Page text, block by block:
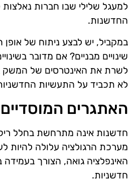
למעגל שלילי שבו חברות
החדשנות.
במקביל, יש לבצע ניתוח של
שינויים מבניים? אם מדובר
לשרת את האינטרסים של המשק
לא תכביד על התעשיות
האתגרים המוסדיים
חדשנות אינה מתרחשת בחלל ריק,
מערכת הרגולציה עלולה להיות
האינפלציה גואה, הצורך
חדשניות.